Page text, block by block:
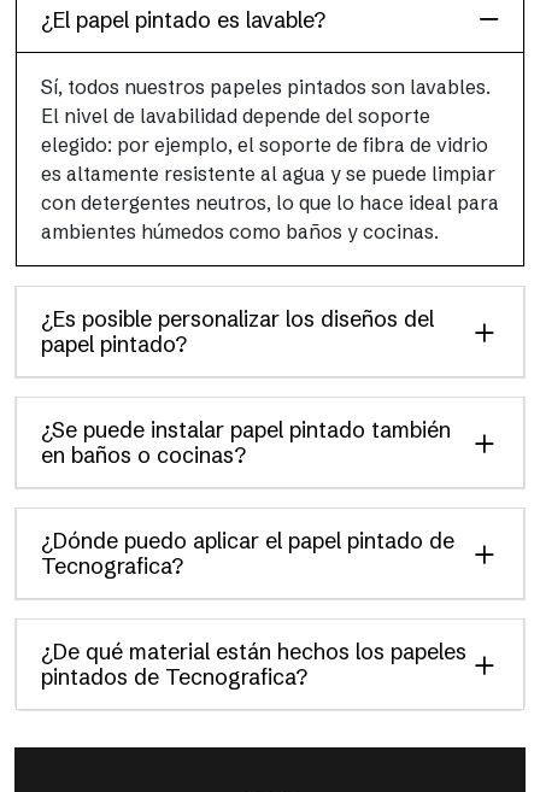
¿El papel pintado es lavable?
Sí, todos nuestros papeles pintados son lavables.
El nivel de lavabilidad depende del soporte
elegido: por ejemplo, el soporte de fibra de vidrio
es altamente resistente al agua y se puede limpiar
con detergentes neutros, lo que lo hace ideal para
ambientes húmedos como baños y cocinas.
¿Es posible personalizar los diseños del
papel pintado?
¿Se puede instalar papel pintado también
en baños o cocinas?
¿Dónde puedo aplicar el papel pintado de
Tecnografica?
¿De qué material están hechos los papeles
pintados de Tecnografica?